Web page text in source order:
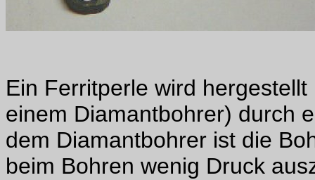
Ein Ferritperle wird
einem Diamantbohrer) durch
dem Diamantbohrer ist die
beim Bohren wenig Druck